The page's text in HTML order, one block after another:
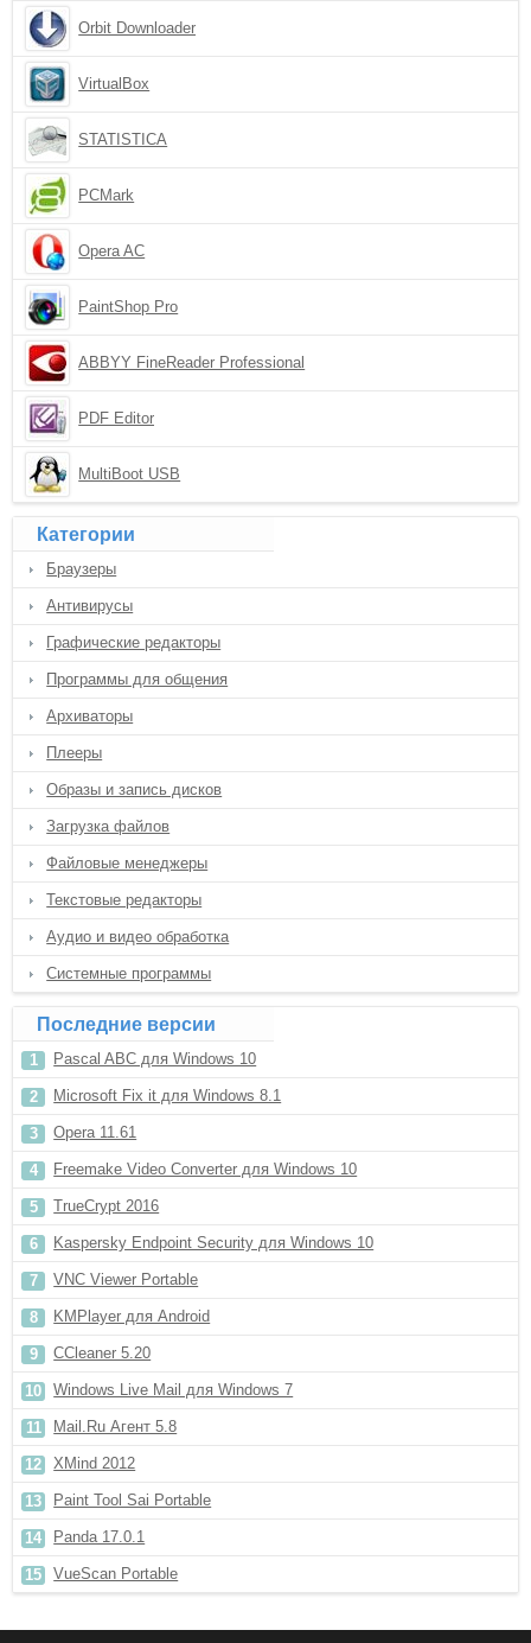
Orbit Downloader
VirtualBox
STATISTICA
PCMark
Opera AC
PaintShop Pro
ABBYY FineReader Professional
PDF Editor
MultiBoot USB
Категории
Браузеры
Антивирусы
Графические редакторы
Программы для общения
Архиваторы
Плееры
Образы и запись дисков
Загрузка файлов
Файловые менеджеры
Текстовые редакторы
Аудио и видео обработка
Системные программы
Последние версии
Pascal ABC для Windows 10
Microsoft Fix it для Windows 8.1
Opera 11.61
Freemake Video Converter для Windows 10
TrueCrypt 2016
Kaspersky Endpoint Security для Windows 10
VNC Viewer Portable
KMPlayer для Android
CCleaner 5.20
Windows Live Mail для Windows 7
Mail.Ru Агент 5.8
XMind 2012
Paint Tool Sai Portable
Panda 17.0.1
VueScan Portable